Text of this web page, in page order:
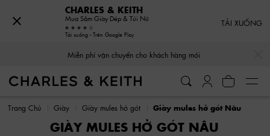
Miễn phí vận chuyển cho khách hàng mới
Miễn phí vận chuyển cho khách hàng mới
Trang Chủ Giày Giày mules hở gót Giày mules hở gót Nâu
GIÀY MULES HỞ GÓT NÂU
CHARLES & KEITH
Mua Sắm Giày Dép & Túi Nữ
Tải xuống - Trên Google Play
TẢI XUỐNG